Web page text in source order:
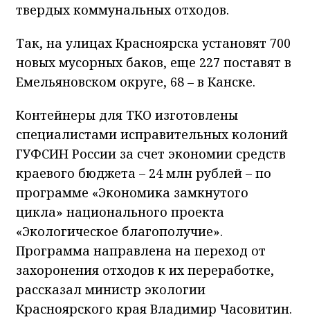
твердых коммунальных отходов.
Так, на улицах Красноярска установят 700
новых мусорных баков, еще 227 поставят в
Емельяновском округе, 68 – в Канске.
Контейнеры для ТКО изготовлены
специалистами исправительных колоний
ГУФСИН России за счет экономии средств
краевого бюджета – 24 млн рублей – по
программе «Экономика замкнутого
цикла» национального проекта
«Экологическое благополучие».
Программа направлена на переход от
захоронения отходов к их переработке,
рассказал министр экологии
Красноярского края Владимир Часовитин.